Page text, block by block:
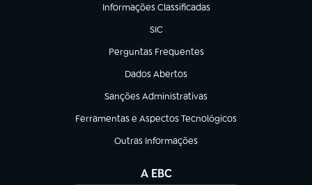
Informações Classificadas
(abre em nova aba)
SIC
(abre em nova aba)
Perguntas Frequentes
(abre em nova aba)
Dados Abertos
(abre em nova aba)
Sanções Administrativas
(abre em nova aba)
Ferramentas e Aspectos Tecnológicos
(abre em nova aba)
Outras Informações
(abre em nova aba)
A EBC